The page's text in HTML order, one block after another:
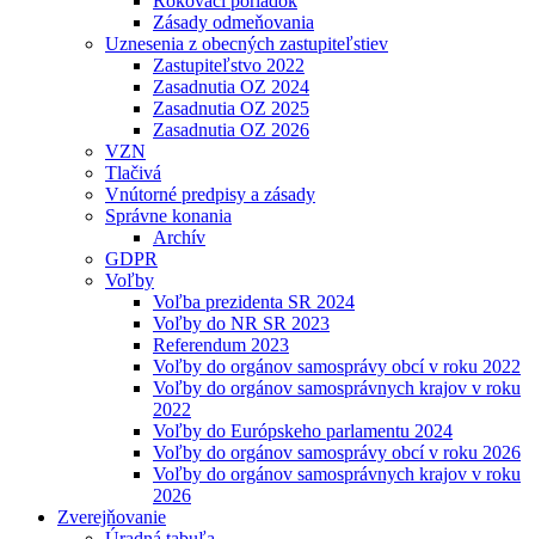
Zásady odmeňovania
Uznesenia z obecných zastupiteľstiev
Zastupiteľstvo 2022
Zasadnutia OZ 2024
Zasadnutia OZ 2025
Zasadnutia OZ 2026
VZN
Tlačivá
Vnútorné predpisy a zásady
Správne konania
Archív
GDPR
Voľby
Voľba prezidenta SR 2024
Voľby do NR SR 2023
Referendum 2023
Voľby do orgánov samosprávy obcí v roku 2022
Voľby do orgánov samosprávnych krajov v roku
2022
Voľby do Európskeho parlamentu 2024
Voľby do orgánov samosprávy obcí v roku 2026
Voľby do orgánov samosprávnych krajov v roku
2026
Zverejňovanie